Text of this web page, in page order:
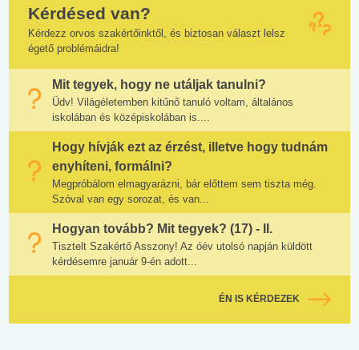
Kérdésed van?
Kérdezz orvos szakértőinktől, és biztosan választ lelsz
égető problémáidra!
Mit tegyek, hogy ne utáljak tanulni?
Üdv! Világéletemben kitűnő tanuló voltam, általános
iskolában és középiskolában is....
Hogy hívják ezt az érzést, illetve hogy tudnám
enyhíteni, formálni?
Megpróbálom elmagyarázni, bár előttem sem tiszta még.
Szóval van egy sorozat, és van...
Hogyan tovább? Mit tegyek? (17) - II.
Tisztelt Szakértő Asszony! Az óév utolsó napján küldött
kérdésemre január 9-én adott...
ÉN IS KÉRDEZEK